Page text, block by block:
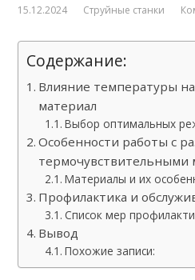
15.12.2024 Струйные станки
Содержание:
Влияние температуры
материал
Выбор оптимальных
Особенности работы с
термочувствительными
Материалы и их
Профилактика и
Список мер
Вывод
Похожие записи: